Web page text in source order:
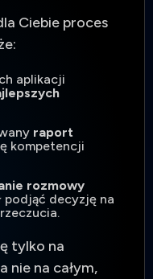
Ciebie proces
aplikacji
raport
kompetencji
rozmowy
podjąć decyzję na
tylko na
nie na całym,